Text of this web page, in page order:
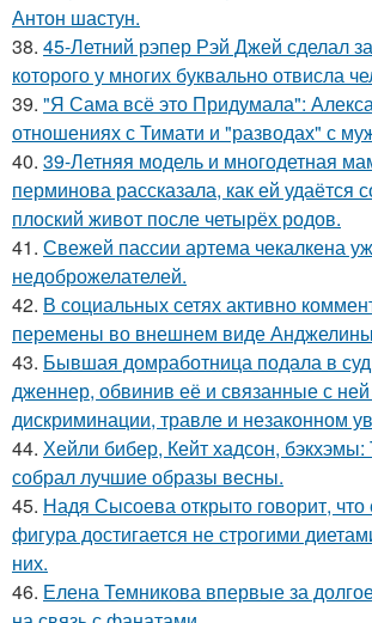
Антон шастун.
38. 45-Летний рэпер Рэй Джей сделал
которого у многих буквально отвисла
39. "Я Сама всё это Придумала":
отношениях с Тимати и "разводах" с
40. 39-Летняя модель и многодетная
перминова рассказала, как ей удаётся
плоский живот после четырёх родов.
41. Свежей пассии артема чекалкена
недоброжелателей.
42. В социальных сетях активно
перемены во внешнем виде
43. Бывшая домработница подала в
дженнер, обвинив её и связанные с
дискриминации, травле и незаконном
44. Хейли бибер, Кейт хадсон,
собрал лучшие образы весны.
45. Надя Сысоева открыто говорит, что
фигура достигается не строгими
них.
46. Елена Темникова впервые за